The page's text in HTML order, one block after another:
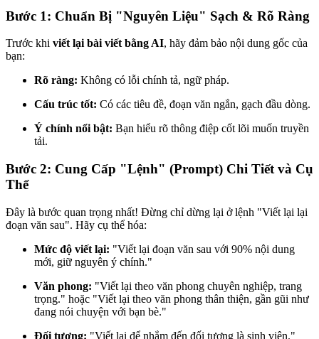
Bước 1: Chuẩn Bị "Nguyên Liệu" Sạch & Rõ Ràng
Trước khi viết lại bài viết bằng AI, hãy đảm bảo nội dung gốc của
bạn:
Rõ ràng: Không có lỗi chính tả, ngữ pháp.
Cấu trúc tốt: Có các tiêu đề, đoạn văn ngắn, gạch đầu dòng.
Ý chính nổi bật: Bạn hiểu rõ thông điệp cốt lõi muốn truyền
tải.
Bước 2: Cung Cấp "Lệnh" (Prompt) Chi Tiết và Cụ
Thể
Đây là bước quan trọng nhất! Đừng chỉ dừng lại ở lệnh "Viết lại lại
đoạn văn sau". Hãy cụ thể hóa:
Mức độ viết lại: "Viết lại đoạn văn sau với 90% nội dung
mới, giữ nguyên ý chính."
Văn phong: "Viết lại theo văn phong chuyên nghiệp, trang
trọng." hoặc "Viết lại theo văn phong thân thiện, gần gũi như
đang nói chuyện với bạn bè."
Đối tượng: "Viết lại để nhắm đến đối tượng là sinh viên."